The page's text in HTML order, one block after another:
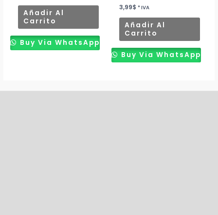
Añadir Al
Carrito
Buy Via WhatsApp
3,99$ * IVA
Añadir Al
Carrito
Buy Via WhatsApp